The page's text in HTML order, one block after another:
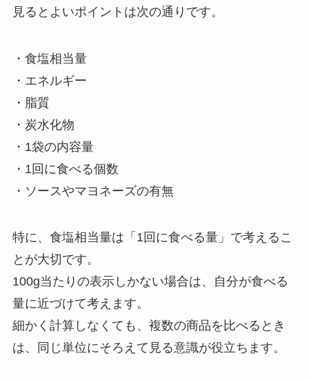
見るとよいポイントは次の通りです。
・食塩相当量
・エネルギー
・脂質
・炭水化物
・1袋の内容量
・1回に食べる個数
・ソースやマヨネーズの有無
特に、食塩相当量は「1回に食べる量」で考えるこ
とが大切です。
100g当たりの表示しかない場合は、自分が食べる
量に近づけて考えます。
細かく計算しなくても、複数の商品を比べるとき
は、同じ単位にそろえて見る意識が役立ちます。